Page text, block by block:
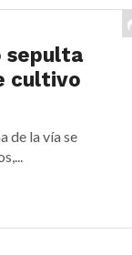
sepulta
cultivo
de la vía se